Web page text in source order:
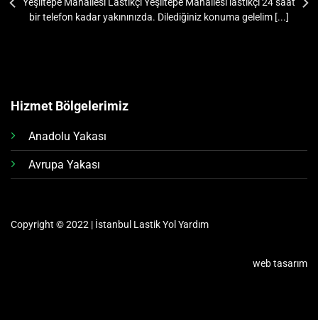
bir telefon kadar yakınınızda. Dilediğiniz konuma gelelim [...]
Hizmet Bölgelerimiz
Anadolu Yakası
Avrupa Yakası
Copyright © 2022 | İstanbul Lastik Yol Yardım
web tasarım